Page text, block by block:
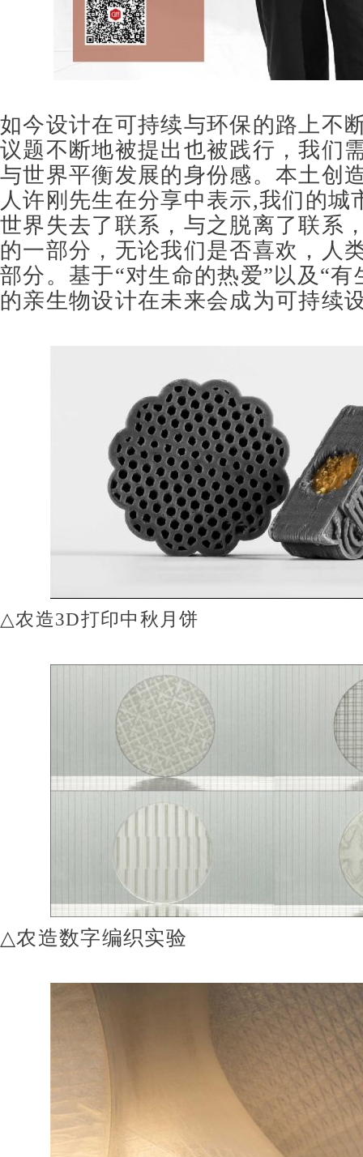
如今设计在可持续与环保的路上不
议题不断地被提出也被践行，我们
与世界平衡发展的身份感。 本土创
人许刚先生在分享中表示,我们的城
世界失去了联系，与之脱离了联系
的一部分，无论我们是否喜欢，人
部分。基于“对生命的热爱”以及 “有
的亲生物设计在未来会成为可持续
△农造3D打印中秋月饼
△农造数字编织实验